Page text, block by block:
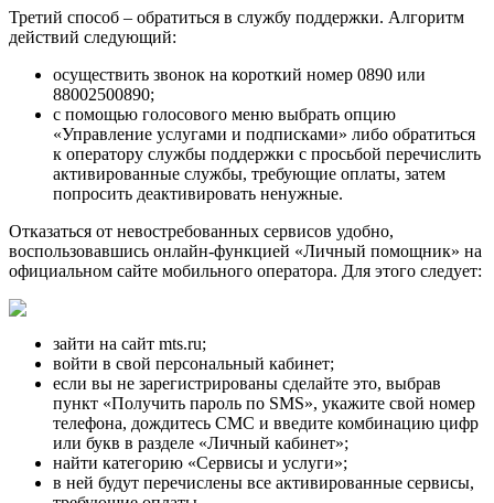
Третий способ – обратиться в службу поддержки. Алгоритм
действий следующий:
осуществить звонок на короткий номер 0890 или
88002500890;
с помощью голосового меню выбрать опцию
«Управление услугами и подписками» либо обратиться
к оператору службы поддержки с просьбой перечислить
активированные службы, требующие оплаты, затем
попросить деактивировать ненужные.
Отказаться от невостребованных сервисов удобно,
воспользовавшись онлайн-функцией «Личный помощник» на
официальном сайте мобильного оператора. Для этого следует:
зайти на сайт mts.ru;
войти в свой персональный кабинет;
если вы не зарегистрированы сделайте это, выбрав
пункт «Получить пароль по SMS», укажите свой номер
телефона, дождитесь СМС и введите комбинацию цифр
или букв в разделе «Личный кабинет»;
найти категорию «Сервисы и услуги»;
в ней будут перечислены все активированные сервисы,